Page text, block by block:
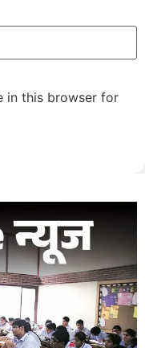
in this browser for